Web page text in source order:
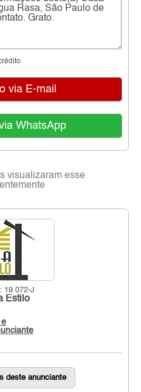
via E-mail
WhatsApp
visualizaram esse
19.072-J
Estilo
e
deste anunciante